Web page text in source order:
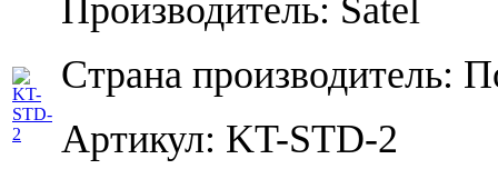
Производитель: Satel
Страна производитель:
Артикул: KT-STD-2